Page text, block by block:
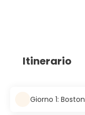
Itinerario
Giorno 1: Boston